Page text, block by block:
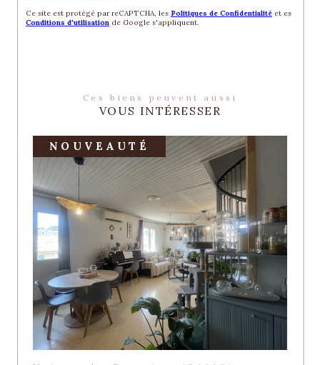
Ce site est protégé par reCAPTCHA, les Politiques de Confidentialité et es
Conditions d'utilisation de Google s'appliquent.
Ces biens peuvent aussi
VOUS INTÉRESSER
NOUVEAUTÉ